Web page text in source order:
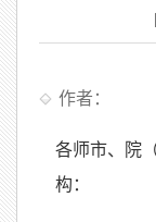
作者：
各师市、院
构：